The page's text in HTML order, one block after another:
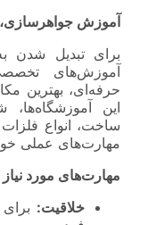
آموزش
برای تبدیل شدن
آموزش‌های
حرفه‌ای، بهترین
این
ساخت، انواع
مهارت‌های عملی
مهارت‌های مورد
خلاقیت: